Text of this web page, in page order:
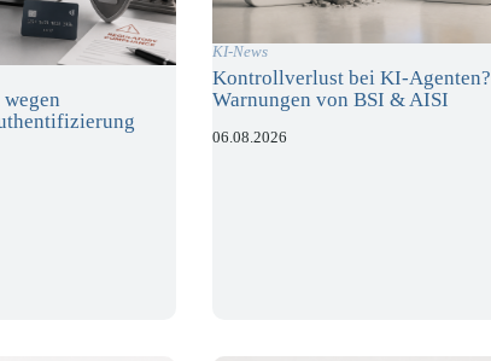
KI-News
Kontrollverlust bei KI-Agenten?
Warnungen von BSI & AISI
06.08.2026